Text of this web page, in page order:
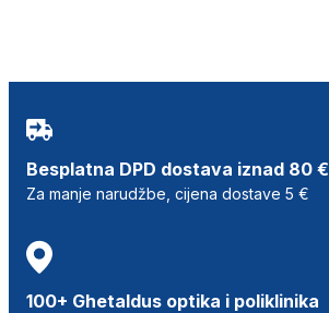
Besplatna DPD dostava iznad 80 €
Za manje narudžbe, cijena dostave 5 €
100+ Ghetaldus optika i poliklinika